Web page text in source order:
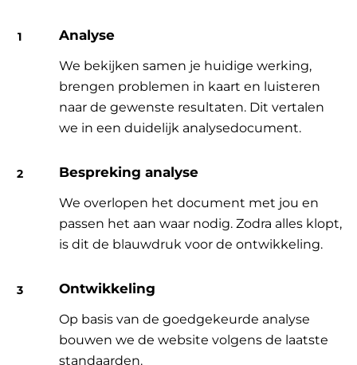
Analyse
We bekijken samen je huidige werking,
brengen problemen in kaart en luisteren
naar de gewenste resultaten. Dit vertalen
we in een duidelijk analysedocument.
Bespreking analyse
We overlopen het document met jou en
passen het aan waar nodig. Zodra alles klopt,
is dit de blauwdruk voor de ontwikkeling.
Ontwikkeling
Op basis van de goedgekeurde analyse
bouwen we de website volgens de laatste
standaarden.